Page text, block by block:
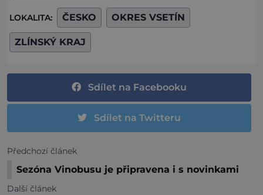
LOKALITA: ČESKO OKRES VSETÍN
ZLÍNSKÝ KRAJ
Sdílet na Facebooku
Sdílet na Twitteru
Předchozí článek
Sezóna Vinobusu je připravena i s novinkami
Další článek